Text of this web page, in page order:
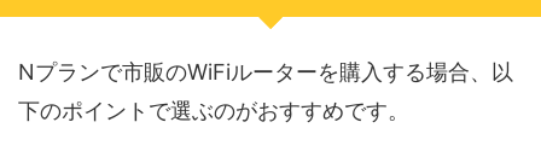
Nプランで市販のWiFiルーターを購入する場合、以
下のポイントで選ぶのがおすすめです。